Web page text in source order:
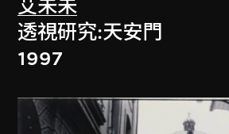
艾未未
透視研究:天安門
1997